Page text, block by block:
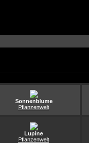
Sonnenblume
Pflanzenwelt
Lupine
Pflanzenwelt